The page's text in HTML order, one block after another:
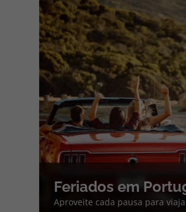
Feriados em
Aproveite cada pausa para